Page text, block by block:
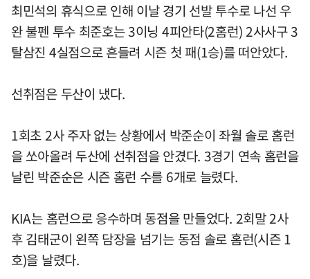
최민석의 휴식으로 인해 이날 경기 선발 투수로 나선 우
완 불펜 투수 최준호는 3이닝 4피안타(2홈런) 2사사구 3
탈삼진 4실점으로 흔들려 시즌 첫 패(1승)를 떠안았다.
선취점은 두산이 냈다.
1회초 2사 주자 없는 상황에서 박준순이 좌월 솔로 홈런
을 쏘아올려 두산에 선취점을 안겼다. 3경기 연속 홈런을
날린 박준순은 시즌 홈런 수를 6개로 늘렸다.
KIA는 홈런으로 응수하며 동점을 만들었다. 2회말 2사
후 김태군이 왼쪽 담장을 넘기는 동점 솔로 홈런(시즌 1
호)을 날렸다.